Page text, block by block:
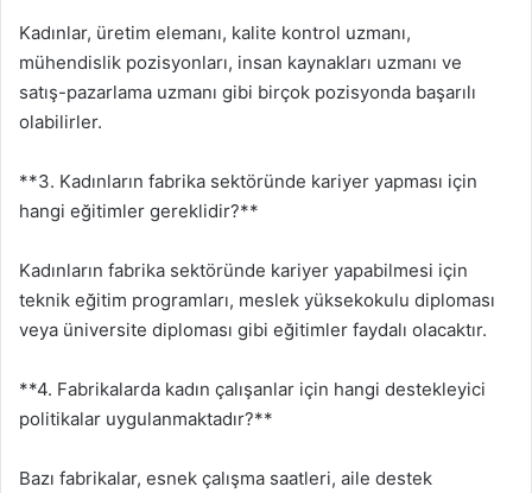
Kadınlar, üretim elemanı, kalite kontrol uzmanı,
mühendislik pozisyonları, insan kaynakları uzmanı ve
satış-pazarlama uzmanı gibi birçok pozisyonda başarılı
olabilirler.
**3. Kadınların fabrika sektöründe kariyer yapması için
hangi eğitimler gereklidir?**
Kadınların fabrika sektöründe kariyer yapabilmesi için
teknik eğitim programları, meslek yüksekokulu diploması
veya üniversite diploması gibi eğitimler faydalı olacaktır.
**4. Fabrikalarda kadın çalışanlar için hangi destekleyici
politikalar uygulanmaktadır?**
Bazı fabrikalar, esnek çalışma saatleri, aile destek